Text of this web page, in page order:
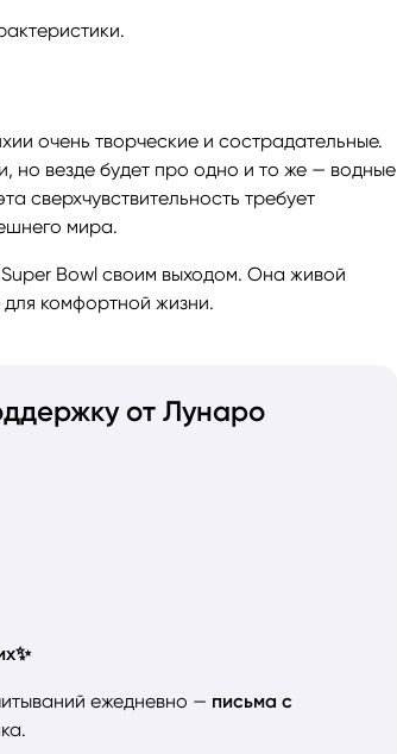
очень творческие и сострадательные.
но везде будет про одно и то же — водные
сверхчувствительность требует
мира.
Bowl своим выходом. Она живой
комфортной жизни.
от Лунаро
ежедневно — письма с